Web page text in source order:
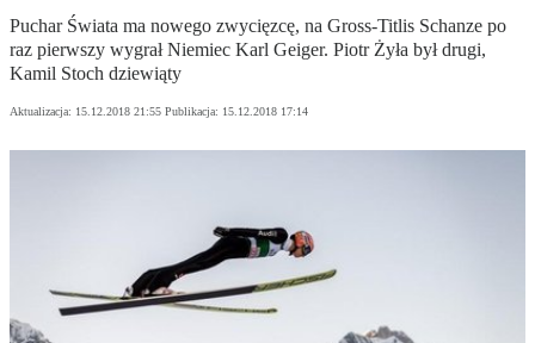
Puchar Świata ma nowego zwycięzcę, na Gross-Titlis Schanze po
raz pierwszy wygrał Niemiec Karl Geiger. Piotr Żyła był drugi,
Kamil Stoch dziewiąty
Aktualizacja: 15.12.2018 21:55 Publikacja: 15.12.2018 17:14